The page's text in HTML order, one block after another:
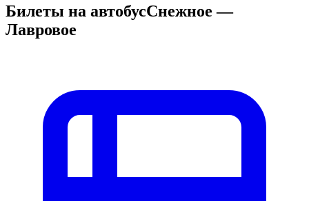
Билеты на автобусСнежное —
Лавровое